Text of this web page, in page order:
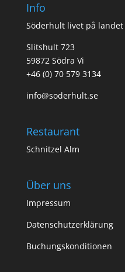
Info
Söderhult livet på landet
Slitshult 723
59872 Södra Vi
+46 (0) 70 579 3134
info@soderhult.se
Restaurant
Schnitzel Alm
Über uns
Impressum
Datenschutzerklärung
Buchungskonditionen